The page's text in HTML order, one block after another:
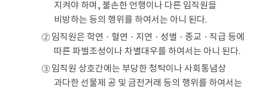
지켜야 하며, 불손한 언행이나 다른 임직원을
비방하는 등의 행위를 하여서는 아니 된다.
② 임직원은 학연ㆍ혈연ㆍ지연ㆍ성별ㆍ종교ㆍ직급 등에
따른 파벌조성이나 차별대우를 하여서는 아니 된다.
③ 임직원 상호간에는 부당한 청탁이나 사회통념상
과다한 선물제 공 및 금전거래 등의 행위를 하여서는